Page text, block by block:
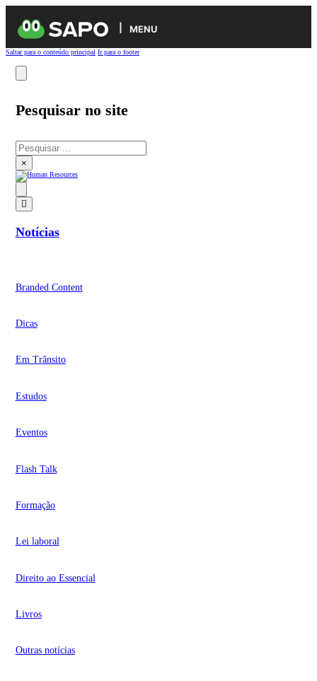
MENU
Saltar para o conteúdo principal Ir para o footer
Pesquisar no site
Pesquisar
×
Notícias
Branded Content
Dicas
Em Trânsito
Estudos
Eventos
Flash Talk
Formação
Lei laboral
Direito ao Essencial
Livros
Outras notícias